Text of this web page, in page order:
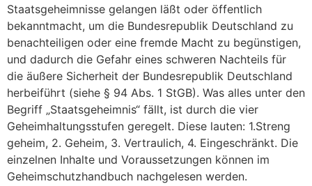
Staatsgeheimnisse gelangen läßt oder öffentlich
bekanntmacht, um die Bundesrepublik Deutschland zu
benachteiligen oder eine fremde Macht zu begünstigen,
und dadurch die Gefahr eines schweren Nachteils für
die äußere Sicherheit der Bundesrepublik Deutschland
herbeiführt (siehe § 94 Abs. 1 StGB). Was alles unter den
Begriff „Staatsgeheimnis“ fällt, ist durch die vier
Geheimhaltungsstufen geregelt. Diese lauten: 1.Streng
geheim, 2. Geheim, 3. Vertraulich, 4. Eingeschränkt. Die
einzelnen Inhalte und Voraussetzungen können im
Geheimschutzhandbuch nachgelesen werden.